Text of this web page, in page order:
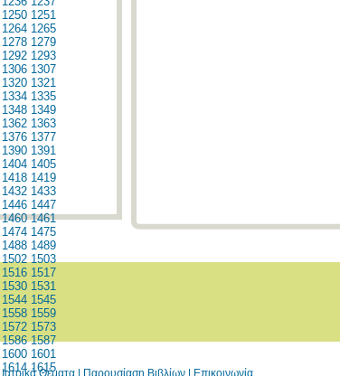
1250 1251
1264 1265
1278 1279
1292 1293
1306 1307
1320 1321
1334 1335
1348 1349
1362 1363
1376 1377
1390 1391
1404 1405
1418 1419
1432 1433
1446 1447
1460 1461
1474 1475
1488 1489
1502 1503
1516 1517
1530 1531
1544 1545
1558 1559
1572 1573
1586 1587
1600 1601
1614 1615
Ιατρικά Θέματα| Παρουσίαση Βιβλίων Επικοινωνία